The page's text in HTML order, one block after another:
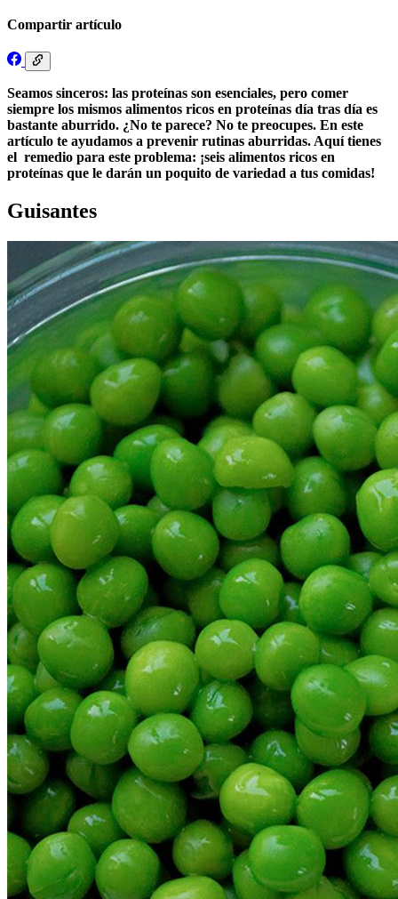
Compartir artículo
Seamos sinceros: las proteínas son esenciales, pero comer
siempre los mismos alimentos ricos en proteínas día tras día es
bastante aburrido. ¿No te parece? No te preocupes. En este
artículo te ayudamos a prevenir rutinas aburridas. Aquí tienes
el remedio para este problema: ¡seis alimentos ricos en
proteínas que le darán un poquito de variedad a tus comidas!
Guisantes